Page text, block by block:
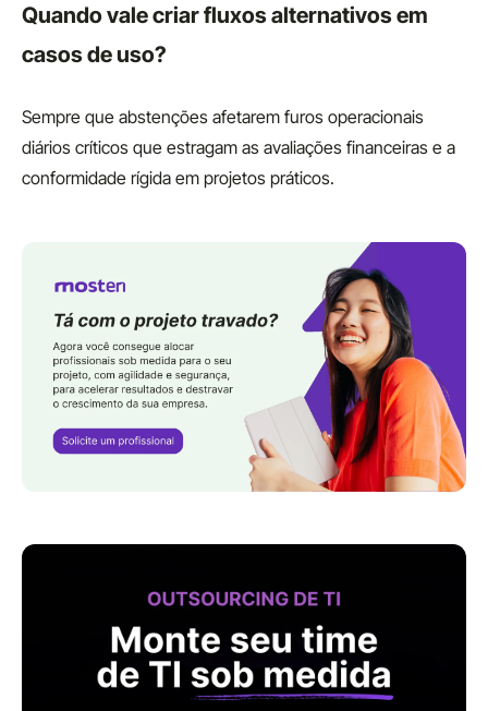
Quando vale criar fluxos alternativos em
casos de uso?
Sempre que abstenções afetarem furos operacionais
diários críticos que estragam as avaliações financeiras e a
conformidade rígida em projetos práticos.